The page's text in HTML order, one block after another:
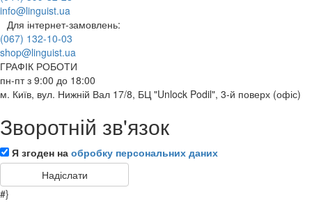
info@linguist.ua
Для інтернет-замовлень:
(067) 132-10-03
shop@linguist.ua
ГРАФІК РОБОТИ
пн-пт з 9:00 до 18:00
м. Київ, вул. Нижній Вал 17/8, БЦ "Unlock Podil", 3-й поверх (офіс)
Зворотній зв'язок
Я згоден на обробку персональних даних
#}